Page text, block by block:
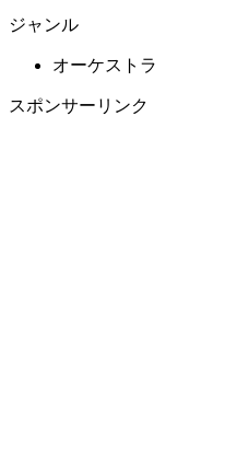
ジャンル
オーケストラ
スポンサーリンク